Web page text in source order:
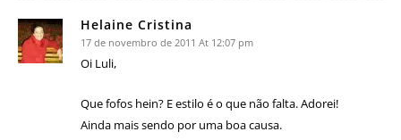
Helaine Cristina
17 de novembro de 2011 At 12:07 pm
Oi Luli,
Que fofos hein? E estilo é o que não falta. Adorei!
Ainda mais sendo por uma boa causa.